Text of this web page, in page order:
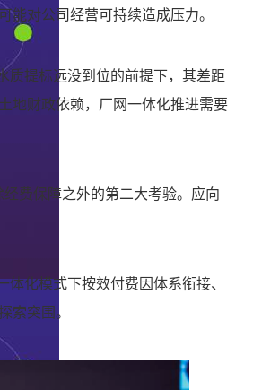
能对公司经营可持续造成压力。
质提标远没到位的前提下，其差距
地财政依赖，厂网一体化推进需要
费保障之外的第二大考验。应向
化模式下按效付费因体系衔接、
索突围。